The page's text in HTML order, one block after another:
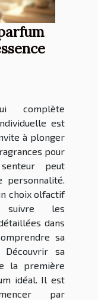
complète
est
à plonger
pour
peut
choix olfactif
les
dans
sa
sa
la première
idéal. Il est
par